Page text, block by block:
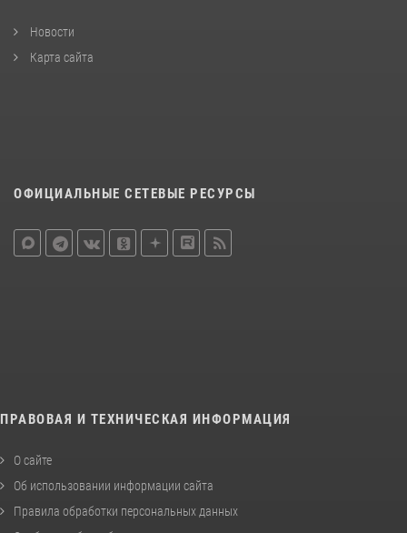
Новости
Карта сайта
ОФИЦИАЛЬНЫЕ СЕТЕВЫЕ РЕСУРСЫ
ПРАВОВАЯ И ТЕХНИЧЕСКАЯ ИНФОРМАЦИЯ
О сайте
Об использовании информации сайта
Правила обработки персональных данных